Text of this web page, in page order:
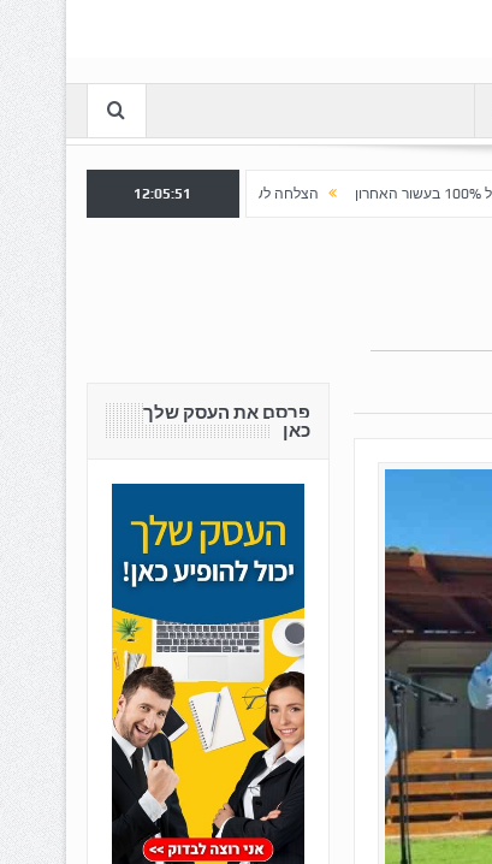
הצלחה לשלב א' ברובע "כרמי הפארק": נפתח שלב ב' למכירה חשד 12:05:52
פרסם את העסק שלך
כאן